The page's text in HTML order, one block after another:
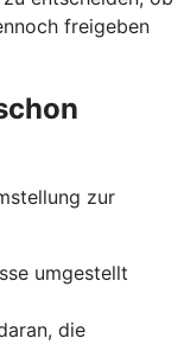
freigeben
zur
umgestellt
die